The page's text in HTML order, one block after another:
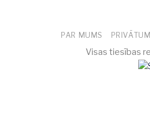
PAR MUMS
Visas tiesības